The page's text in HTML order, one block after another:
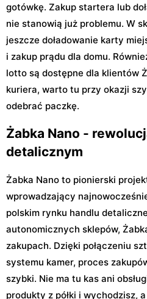
gotówkę. Zakup startera lub
nie stanowią już problemu. W
jeszcze doładowanie karty
i zakup prądu dla domu.
lotto są dostępne dla klientów
kuriera, warto tu przy okazji
odebrać paczkę.
Żabka Nano -
detalicznym
Żabka Nano to pionierski
wprowadzający
polskim rynku handlu
autonomicznych sklepów,
zakupach. Dzięki połączeniu
systemu kamer, proces
szybki. Nie ma tu kas ani
produkty z półki i wychodzisz,